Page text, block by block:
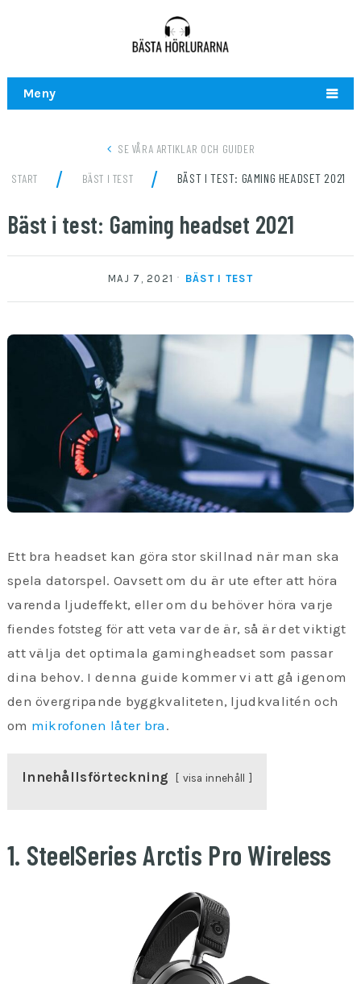
Meny
SE VÅRA ARTIKLAR OCH GUIDER
START / BÄST I TEST / BÄST I TEST: GAMING HEADSET 2021
Bäst i test: Gaming headset 2021
MAJ 7, 2021 BÄST I TEST
Ett bra headset kan göra stor skillnad när man ska
spela datorspel. Oavsett om du är ute efter att höra
varenda ljudeffekt, eller om du behöver höra varje
fiendes fotsteg för att veta var de är, så är det viktigt
att välja det optimala gamingheadset som passar
dina behov. I denna guide kommer vi att gå igenom
den övergripande byggkvaliteten, ljudkvalitén och
om mikrofonen låter bra .
Innehållsförteckning visa innehåll
1. SteelSeries Arctis Pro Wireless